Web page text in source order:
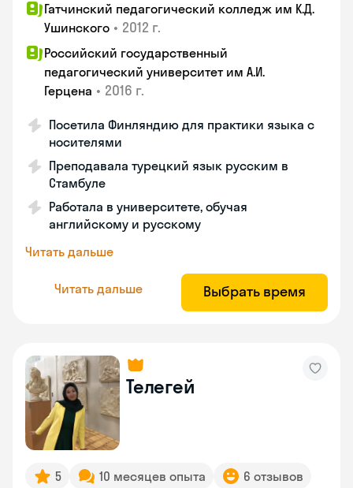
Гатчинский педагогический колледж им К.Д.
Ушинского • 2012 г.
Российский государственный
педагогический университет им А.И.
Герцена • 2016 г.
Посетила Финляндию для практики языка с
носителями
Преподавала турецкий язык русским в
Стамбуле
Работала в университете, обучая
английскому и русскому
Читать дальше
Читать дальше Выбрать время
Телегей
5 10 месяцев опыта 6 отзывов